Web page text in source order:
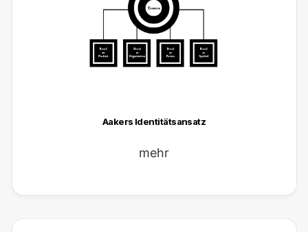
Aakers Identitätsansatz
mehr